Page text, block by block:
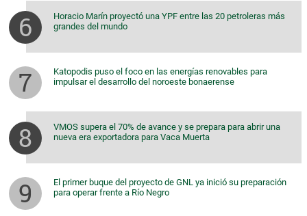
Horacio Marín proyectó una YPF entre las 20 petroleras más
grandes del mundo
Katopodis puso el foco en las energías renovables para
impulsar el desarrollo del noroeste bonaerense
VMOS supera el 70% de avance y se prepara para abrir una
nueva era exportadora para Vaca Muerta
El primer buque del proyecto de GNL ya inició su preparación
para operar frente a Río Negro